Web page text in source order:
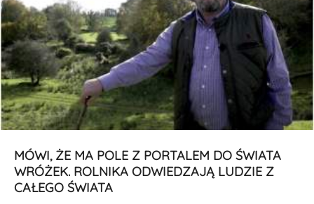
MÓWI, ŻE MA POLE Z PORTALEM DO ŚWIATA
WRÓŻEK. ROLNIKA ODWIEDZAJĄ LUDZIE Z
CAŁEGO ŚWIATA